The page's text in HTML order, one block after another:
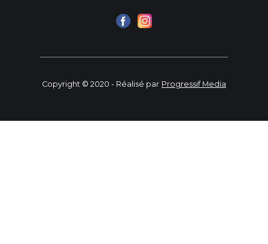
Copyright © 2020 - Réalisé par Progressif Media